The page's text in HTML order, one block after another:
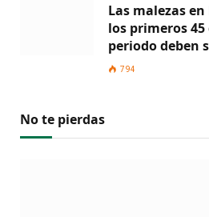
Las malezas
los primeros
periodo deben
794
No te pierdas